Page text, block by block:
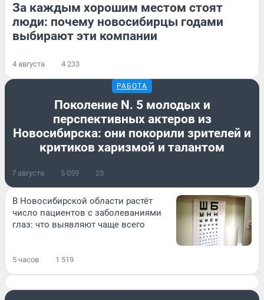
За каждым хорошим местом стоят
люди: почему новосибирцы годами
выбирают эти компании
4 августа 4 233
РАБОТА
Поколение N. 5 молодых и
перспективных актеров из
Новосибирска: они покорили зрителей и
критиков харизмой и талантом
7 августа 5 059 23
В Новосибирской области растёт
число пациентов с заболеваниями
глаз: что выявляют чаще всего
5 часов 1 519